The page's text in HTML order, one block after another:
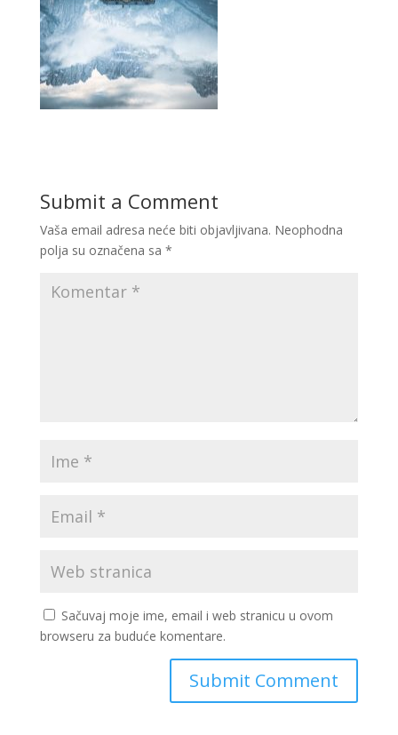
Submit a Comment
Vaša email adresa neće biti objavljivana. Neophodna
polja su označena sa *
Sačuvaj moje ime, email i web stranicu u ovom
browseru za buduće komentare.